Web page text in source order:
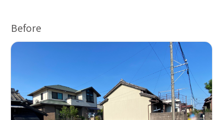
Before